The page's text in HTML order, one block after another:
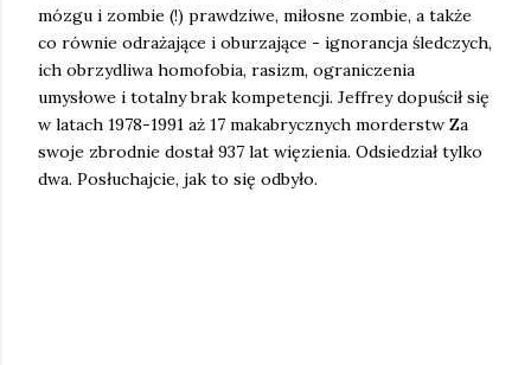
mózgu i zombie (!) prawdziwe, miłosne zombie, a także
co równie odrażające i oburzające - ignorancja śledczych,
ich obrzydliwa homofobia, rasizm, ograniczenia
umysłowe i totalny brak kompetencji. Jeffrey dopuścił się
w latach 1978-1991 aż 17 makabrycznych morderstw Za
swoje zbrodnie dostał 937 lat więzienia. Odsiedział tylko
dwa. Posłuchajcie, jak to się odbyło.